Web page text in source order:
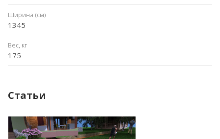
Ширина (см)
1345
Вес, кг
175
Статьи